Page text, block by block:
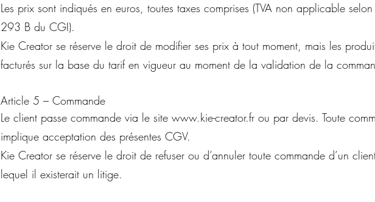
Les prix sont indiqués en euros, toutes taxes comprises (TVA non applicable selon
293 B du CGI).
Kie Creator se réserve le droit de modifier ses prix à tout moment, mais les
facturés sur la base du tarif en vigueur au moment de la validation de la
Article 5 – Commande
Le client passe commande via le site www.kie-creator.fr ou par devis. Toute
implique acceptation des présentes CGV.
Kie Creator se réserve le droit de refuser ou d’annuler toute commande d’un
lequel il existerait un litige.